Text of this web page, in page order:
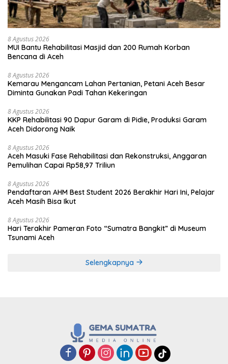
8 Agustus 2026
MUI Bantu Rehabilitasi Masjid dan 200 Rumah Korban
Bencana di Aceh
8 Agustus 2026
Kemarau Mengancam Lahan Pertanian, Petani Aceh Besar
Diminta Gunakan Padi Tahan Kekeringan
8 Agustus 2026
KKP Rehabilitasi 90 Dapur Garam di Pidie, Produksi Garam
Aceh Didorong Naik
8 Agustus 2026
Aceh Masuki Fase Rehabilitasi dan Rekonstruksi, Anggaran
Pemulihan Capai Rp58,97 Triliun
8 Agustus 2026
Pendaftaran AHM Best Student 2026 Berakhir Hari Ini, Pelajar
Aceh Masih Bisa Ikut
8 Agustus 2026
Hari Terakhir Pameran Foto “Sumatra Bangkit” di Museum
Tsunami Aceh
Selengkapnya